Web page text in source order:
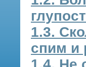
1.3.
спим и